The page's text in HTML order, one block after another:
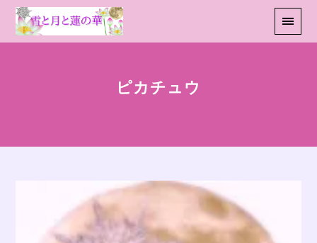
ピカチュウ